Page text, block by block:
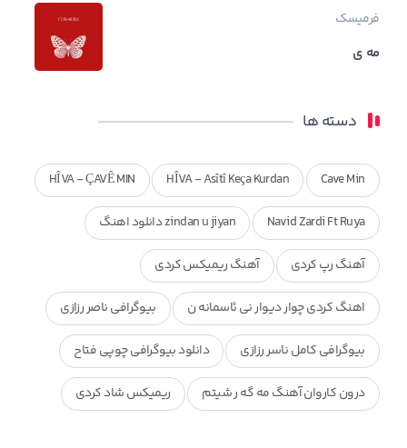
فرمیسک
مه ی
دسته ها
Cave Min
HÎVA - Asîtî Keça Kurdan
HÎVA - ÇAVÊ MIN
Navid Zardi Ft Ruya zindan u jiyan دانلود اهنگ
آهنگ رپ کردی آهنگ ریمیکس کردی
اهنگ کردی چوار دیوار نی ئاسمانه ن بیوگرافی ناصر رزازی
بیوگرافی کامل ناسر رزازی دانلود بیوگرافی چوپی فتاح
درون کاروان آهنگ مه گه ر شیتم ریمیکس شاد کردی